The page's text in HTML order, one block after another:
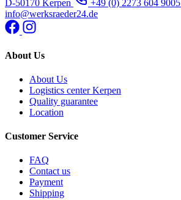
D-50170 Kerpen
+49 (0) 2273 604 9005
info@werksraeder24.de
About Us
About Us
Logistics center Kerpen
Quality guarantee
Location
Customer Service
FAQ
Contact us
Payment
Shipping